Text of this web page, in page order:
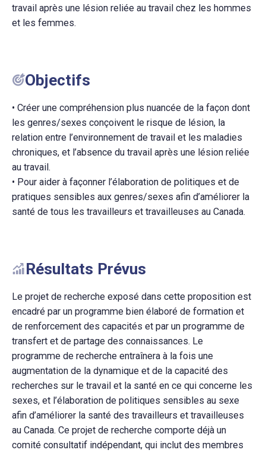
travail après une lésion reliée au travail chez les hommes
et les femmes.
Objectifs
• Créer une compréhension plus nuancée de la façon dont
les genres/sexes conçoivent le risque de lésion, la
relation entre l’environnement de travail et les maladies
chroniques, et l’absence du travail après une lésion reliée
au travail.
• Pour aider à façonner l’élaboration de politiques et de
pratiques sensibles aux genres/sexes afin d’améliorer la
santé de tous les travailleurs et travailleuses au Canada.
Résultats Prévus
Le projet de recherche exposé dans cette proposition est
encadré par un programme bien élaboré de formation et
de renforcement des capacités et par un programme de
transfert et de partage des connaissances. Le
programme de recherche entraînera à la fois une
augmentation de la dynamique et de la capacité des
recherches sur le travail et la santé en ce qui concerne les
sexes, et l’élaboration de politiques sensibles au sexe
afin d’améliorer la santé des travailleurs et travailleuses
au Canada. Ce projet de recherche comporte déjà un
comité consultatif indépendant, qui inclut des membres